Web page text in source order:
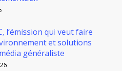
l’émission qui veut faire
et solutions
généraliste